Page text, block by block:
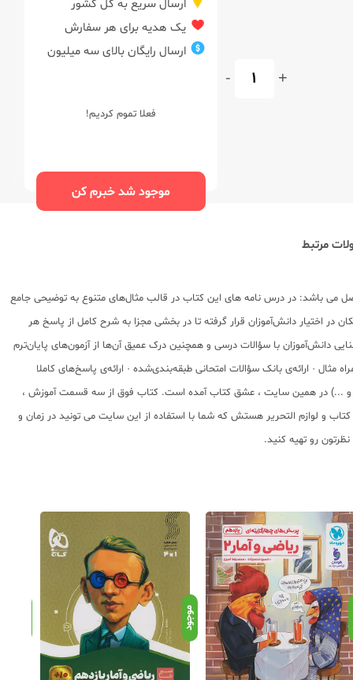
+
-
ارسال سریع به کل کشور
یک هدیه برای هر سفارش
ارسال رایگان بالای سه میلیون
فعلا تموم کردیم!
موجود شد خبرم کن
مرتبط
جدید: کتاب پرسمان ریاضی و آمار 2 11 یازدهم (متوسطه 2) توسط انتشارات گاج و تألیف مهدی نصرالهی در 120 صفحه منتشر شده است. این کتاب شامل 3 فصل می باشد: در درس نامه های این کتاب در قالب مثال‌های متنوع به توضیحی جامع
اختیار دانش‌آموزان قرار گرفته تا در بخشی مجزا به شرح کامل از پاسخ هر
دانش‌آموزان با سؤالات درسی و همچنین درک عمیق آن‌ها از آزمون‌های پایان‌ترم
· ارائه‌ی بانک سؤالات امتحانی طبقه‌بندی‌شده · ارائه‌ی پاسخ‌های کاملا
و ...) در همین سایت ، عشق کتاب آمده است. کتاب فوق از سه قسمت آموزش ،
ریاضی و آمار پایه 11 می باشد. عشق کتاب یه سایت فروش اینترنتی کتاب و لوازم التحریر هستش که شما با استفاده از این سایت می تونید در زمان و
رو تهیه کنید.
موجود